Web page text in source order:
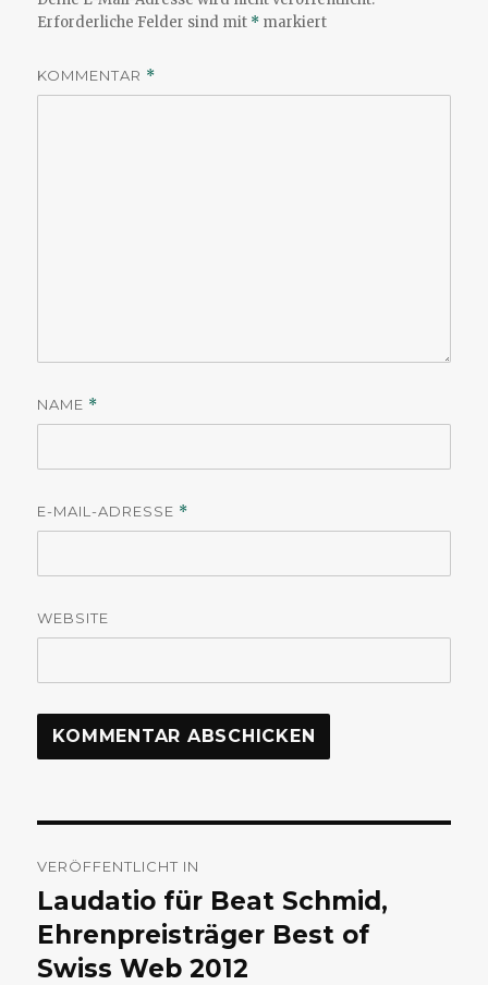
Erforderliche Felder sind mit * markiert
KOMMENTAR *
NAME *
E-MAIL-ADRESSE *
WEBSITE
VERÖFFENTLICHT IN
Laudatio für Beat Schmid,
Ehrenpreisträger Best of
Swiss Web 2012